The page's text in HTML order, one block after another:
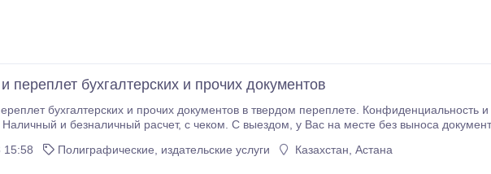
переплет бухгалтерских и прочих документов
бухгалтерских и прочих документов в твердом переплете. Конфиденциальность и аккуратность
15:58
Полиграфические, издательские услуги Казахстан, Астана